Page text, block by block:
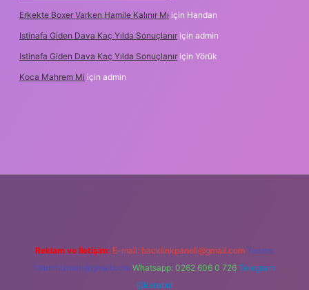
Erkekte Boxer Varken Hamile Kalınır Mı için Handan
Istinafa Giden Dava Kaç Yılda Sonuçlanır için admin
Istinafa Giden Dava Kaç Yılda Sonuçlanır için Yörük
Koca Mahrem Mi için admin
Reklam ve İletişim: E-mail: backlinkpaneli@gmail.com Teams:
forumhizmeti@gmail.com Whatsapp: 0262 606 0 726 Telegram:
@karabul